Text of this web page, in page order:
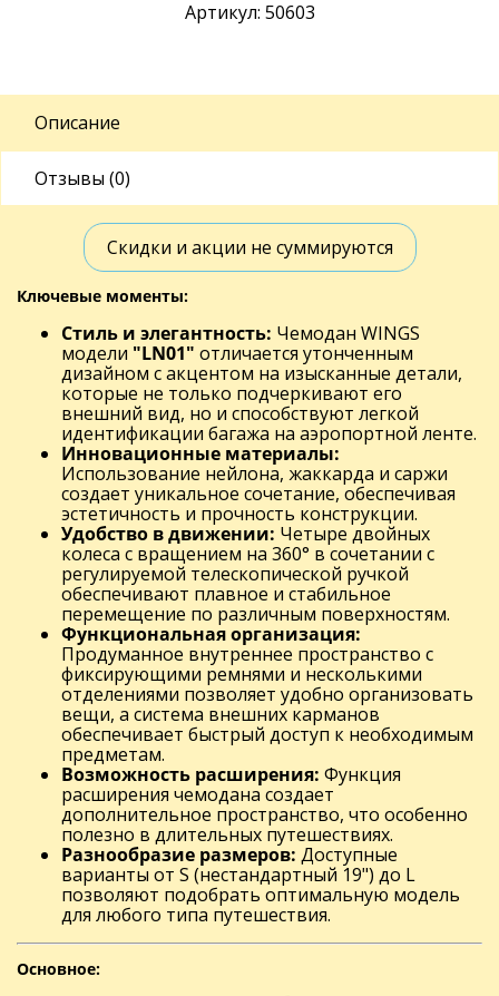
Артикул: 50603
Описание
Отзывы (0)
Скидки и акции не суммируются
Ключевые моменты:
Стиль и элегантность: Чемодан WINGS
модели "LN01" отличается утонченным
дизайном с акцентом на изысканные детали,
которые не только подчеркивают его
внешний вид, но и способствуют легкой
идентификации багажа на аэропортной ленте.
Инновационные материалы:
Использование нейлона, жаккарда и саржи
создает уникальное сочетание, обеспечивая
эстетичность и прочность конструкции.
Удобство в движении: Четыре двойных
колеса с вращением на 360° в сочетании с
регулируемой телескопической ручкой
обеспечивают плавное и стабильное
перемещение по различным поверхностям.
Функциональная организация:
Продуманное внутреннее пространство с
фиксирующими ремнями и несколькими
отделениями позволяет удобно организовать
вещи, а система внешних карманов
обеспечивает быстрый доступ к необходимым
предметам.
Возможность расширения: Функция
расширения чемодана создает
дополнительное пространство, что особенно
полезно в длительных путешествиях.
Разнообразие размеров: Доступные
варианты от S (нестандартный 19") до L
позволяют подобрать оптимальную модель
для любого типа путешествия.
Основное: